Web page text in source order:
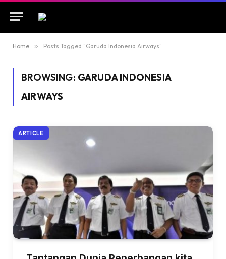
Home » Posts Tagged "Garuda Indonesia Airways"
BROWSING: GARUDA INDONESIA
AIRWAYS
ARTICLE